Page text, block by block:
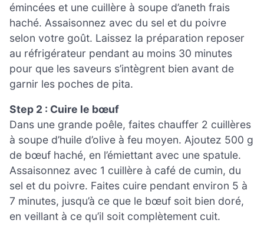
émincées et une cuillère à soupe d’aneth frais
haché. Assaisonnez avec du sel et du poivre
selon votre goût. Laissez la préparation reposer
au réfrigérateur pendant au moins 30 minutes
pour que les saveurs s’intègrent bien avant de
garnir les poches de pita.
Step 2 : Cuire le bœuf
Dans une grande poêle, faites chauffer 2 cuillères
à soupe d’huile d’olive à feu moyen. Ajoutez 500 g
de bœuf haché, en l’émiettant avec une spatule.
Assaisonnez avec 1 cuillère à café de cumin, du
sel et du poivre. Faites cuire pendant environ 5 à
7 minutes, jusqu’à ce que le bœuf soit bien doré,
en veillant à ce qu’il soit complètement cuit.